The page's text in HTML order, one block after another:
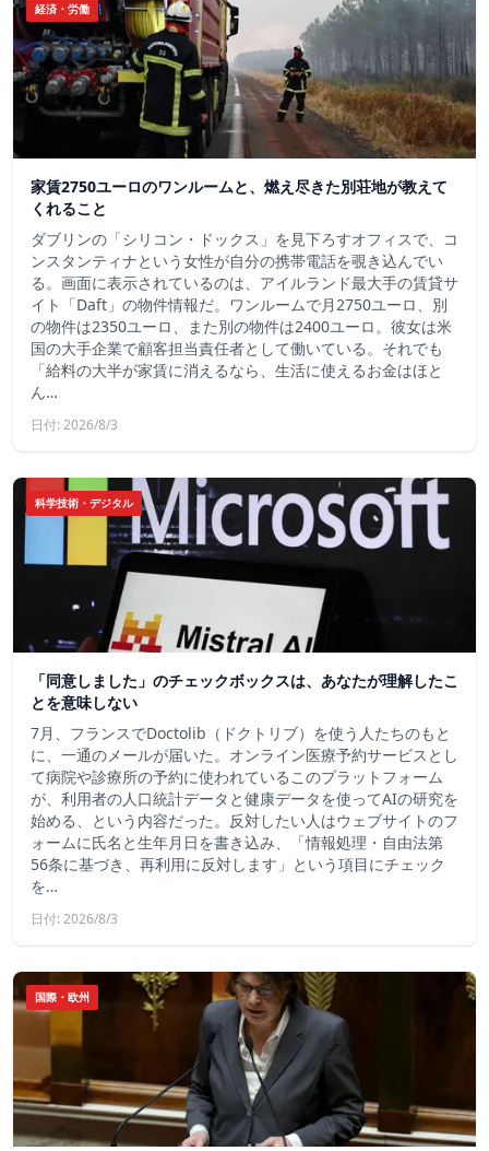
経済・労働
家賃2750ユーロのワンルームと、燃え尽きた別荘地が教えて
くれること
ダブリンの「シリコン・ドックス」を見下ろすオフィスで、コ
ンスタンティナという女性が自分の携帯電話を覗き込んでい
る。画面に表示されているのは、アイルランド最大手の賃貸サ
イト「Daft」の物件情報だ。ワンルームで月2750ユーロ、別
の物件は2350ユーロ、また別の物件は2400ユーロ。彼女は米
国の大手企業で顧客担当責任者として働いている。それでも
「給料の大半が家賃に消えるなら、生活に使えるお金はほと
ん…
日付: 2026/8/3
科学技術・デジタル
「同意しました」のチェックボックスは、あなたが理解したこ
とを意味しない
7月、フランスでDoctolib（ドクトリブ）を使う人たちのもと
に、一通のメールが届いた。オンライン医療予約サービスとし
て病院や診療所の予約に使われているこのプラットフォーム
が、利用者の人口統計データと健康データを使ってAIの研究を
始める、という内容だった。反対したい人はウェブサイトのフ
ォームに氏名と生年月日を書き込み、「情報処理・自由法第
56条に基づき、再利用に反対します」という項目にチェック
を…
日付: 2026/8/3
国際・欧州